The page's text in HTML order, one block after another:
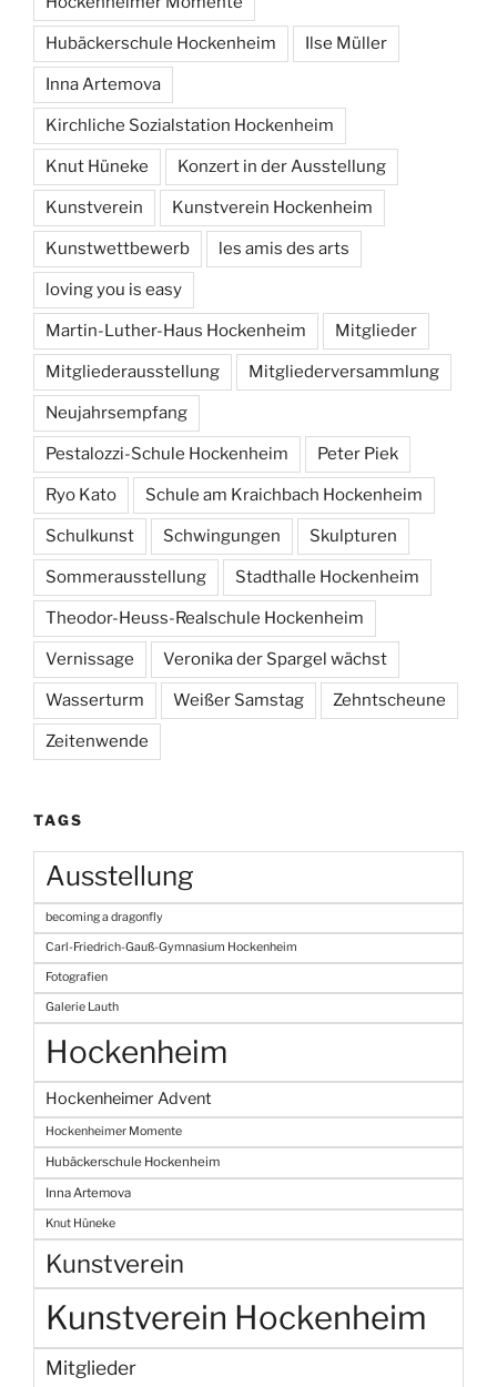
Hubäckerschule Hockenheim Ilse Müller
Inna Artemova
Kirchliche Sozialstation Hockenheim
Knut Hüneke Konzert in der Ausstellung
Kunstverein Kunstverein Hockenheim
Kunstwettbewerb les amis des arts
loving you is easy
Martin-Luther-Haus Hockenheim Mitglieder
Mitgliederausstellung Mitgliederversammlung
Neujahrsempfang
Pestalozzi-Schule Hockenheim Peter Piek
Ryo Kato Schule am Kraichbach Hockenheim
Schulkunst Schwingungen Skulpturen
Sommerausstellung Stadthalle Hockenheim
Theodor-Heuss-Realschule Hockenheim
Vernissage Veronika der Spargel wächst
Wasserturm Weißer Samstag Zehntscheune
Zeitenwende
TAGS
Ausstellung
becoming a dragonfly
Carl-Friedrich-Gauß-Gymnasium Hockenheim
Fotografien
Galerie Lauth
Hockenheim
Hockenheimer Advent
Hockenheimer Momente
Hubäckerschule Hockenheim
Inna Artemova
Knut Hüneke
Kunstverein
Kunstverein Hockenheim
Mitglieder